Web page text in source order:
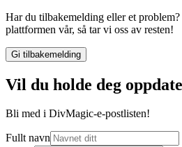
Har du tilbakemelding eller et
plattformen vår, så tar vi oss av resten!
Gi tilbakemelding
Vil du holde deg
Bli med i DivMagic-e-postlisten!
Fullt navn